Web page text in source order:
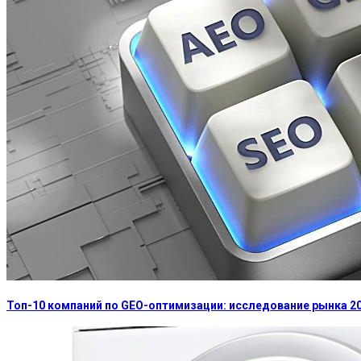
Топ-10 компаний по GEO-оптимизации: исследование рынка